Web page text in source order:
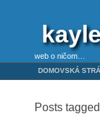
web o ničom…
DOMOVSKÁ
Posts tagged